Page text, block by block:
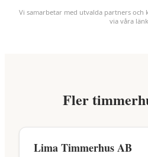
Vi samarbetar med utvalda partners
via våra
Fler
Lima Timmerhus AB